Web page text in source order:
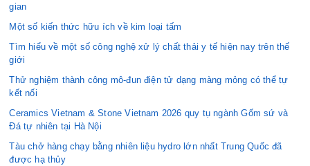
gian
Một số kiến thức hữu ích về kim loại tấm
Tìm hiểu về một số công nghệ xử lý chất thải y tế hiện nay trên thế
giới
Thử nghiệm thành công mô-đun điện tử dạng màng mỏng có thể tự
kết nối
Ceramics Vietnam & Stone Vietnam 2026 quy tụ ngành Gốm sứ và
Đá tự nhiên tại Hà Nội
Tàu chở hàng chạy bằng nhiên liệu hydro lớn nhất Trung Quốc đã
được hạ thủy